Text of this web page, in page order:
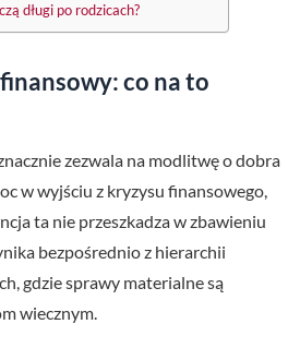
długi po rodzicach?
co na to
zezwala na modlitwę o dobra
w wyjściu z kryzysu finansowego,
ta nie przeszkadza w zbawieniu
bezpośrednio z hierarchii
gdzie sprawy materialne są
wiecznym.